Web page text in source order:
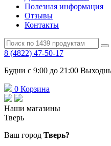
Полезная информация
Отзывы
Контакты
8 (4822) 47-50-17
Будни с 9:00 до 21:00
0 Корзина
Наши магазины
Тверь
Ваш город Тверь?